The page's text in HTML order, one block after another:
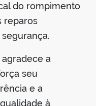
do rompimento
reparos
a
seu
e a
à